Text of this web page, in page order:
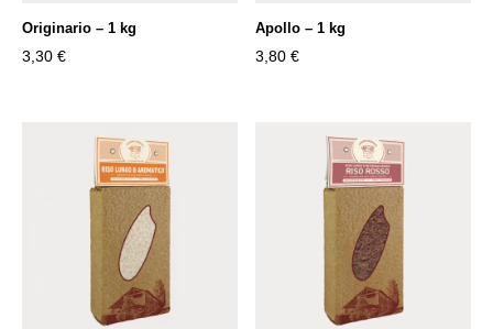
Originario – 1 kg
3,30 €
Apollo – 1 kg
3,80€